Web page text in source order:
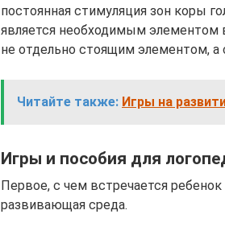
постоянная стимуляция зон коры
является необходимым элементом
не отдельно стоящим элементом, а
Читайте также: Игры на
Игры и пособия для
Первое, с чем встречается
развивающая среда.